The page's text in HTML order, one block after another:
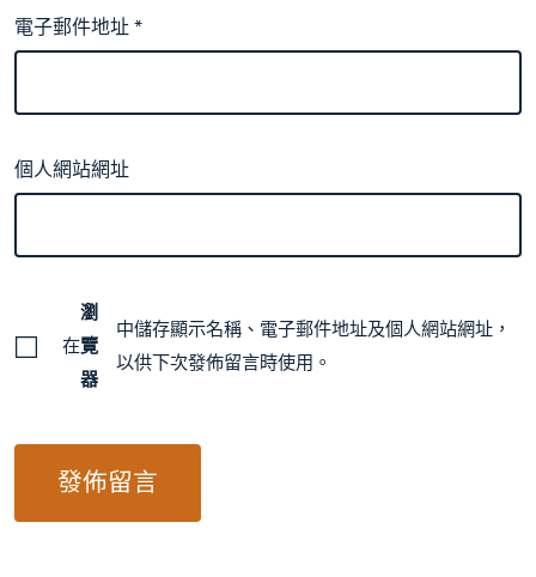
電子郵件地址*
個人網站網址
在
瀏
覽
器
中儲存顯示名稱、電子郵件地址及個人網站網址，
以供下次發佈留言時使用。